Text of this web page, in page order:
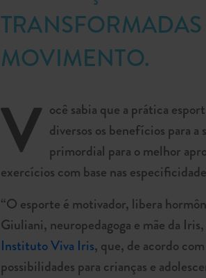
MOVIMENTO.
V ocê sabia que a prática
diversos os benefícios para
primordial para o melhor
exercícios com base nas
“O esporte é motivador, libera
Giuliani, neuropedagoga e mãe da
Instituto Viva Iris, que, de acordo
possibilidades para crianças e